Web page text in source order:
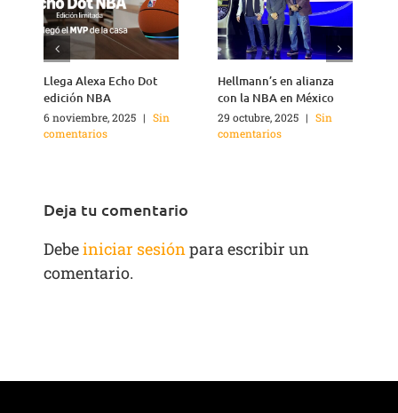
Llega Alexa Echo Dot
edición NBA
6 noviembre, 2025 | Sin
comentarios
Hellmann’s en alianza
con la NBA en México
29 octubre, 2025 | Sin
comentarios
Deja tu comentario
Debeiniciar sesiónpara escribir un
comentario.